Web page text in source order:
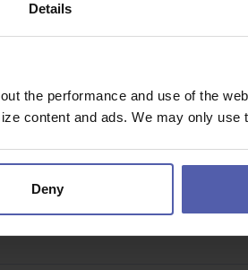
Details
the performance and use of the
content and ads. We may only use
Deny
konkrétní výsledky, řešit reálné technické
ale nastavit technologii tak, aby to od